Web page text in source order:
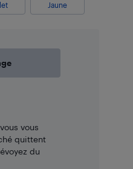
Jaune
vous
quittent
du